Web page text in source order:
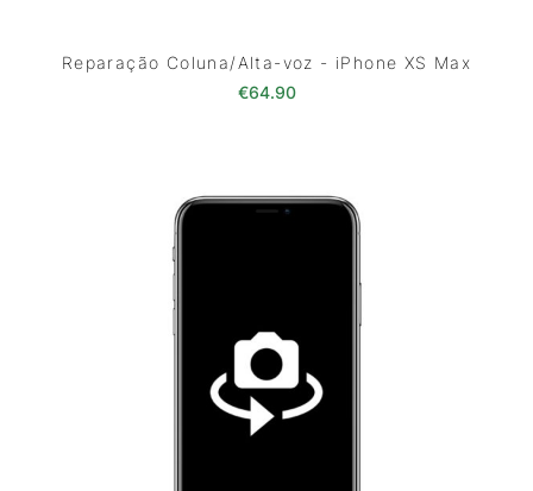
Reparação Coluna/Alta-voz - iPhone XS Max
€64.90